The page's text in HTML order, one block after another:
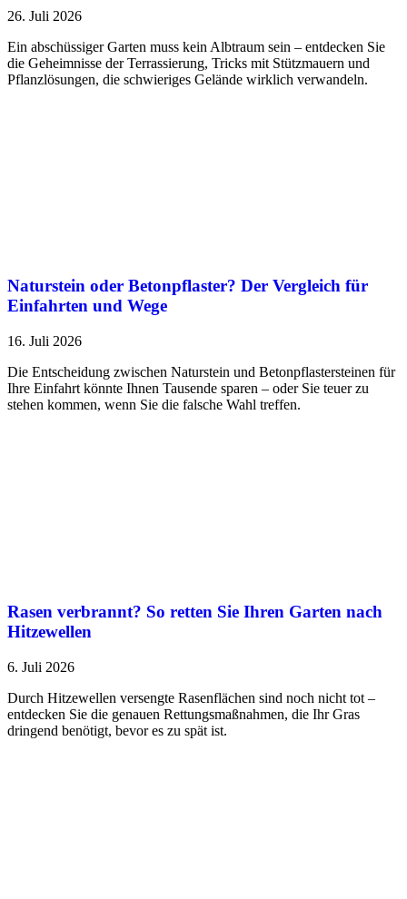
26. Juli 2026
Ein abschüssiger Garten muss kein Albtraum sein – entdecken Sie
die Geheimnisse der Terrassierung, Tricks mit Stützmauern und
Pflanzlösungen, die schwieriges Gelände wirklich verwandeln.
Naturstein oder Betonpflaster? Der Vergleich für
Einfahrten und Wege
16. Juli 2026
Die Entscheidung zwischen Naturstein und Betonpflastersteinen für
Ihre Einfahrt könnte Ihnen Tausende sparen – oder Sie teuer zu
stehen kommen, wenn Sie die falsche Wahl treffen.
Rasen verbrannt? So retten Sie Ihren Garten nach
Hitzewellen
6. Juli 2026
Durch Hitzewellen versengte Rasenflächen sind noch nicht tot –
entdecken Sie die genauen Rettungsmaßnahmen, die Ihr Gras
dringend benötigt, bevor es zu spät ist.